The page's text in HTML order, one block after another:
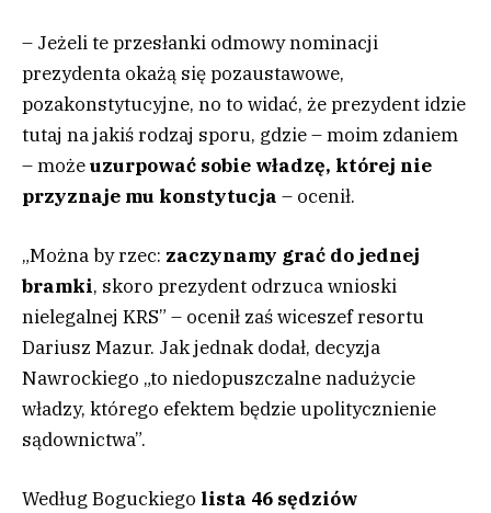
– Jeżeli te przesłanki odmowy nominacji
prezydenta okażą się pozaustawowe,
pozakonstytucyjne, no to widać, że prezydent idzie
tutaj na jakiś rodzaj sporu, gdzie – moim zdaniem
– możeuzurpować sobie władzę, której nie
przyznaje mu konstytucja – ocenił.
„Można by rzec: zaczynamy grać do jednej
bramki, skoro prezydent odrzuca wnioski
nielegalnej KRS” – ocenił zaś wiceszef resortu
Dariusz Mazur. Jak jednak dodał, decyzja
Nawrockiego „to niedopuszczalne nadużycie
władzy, którego efektem będzie upolitycznienie
sądownictwa”.
Według Boguckiego lista 46 sędziów